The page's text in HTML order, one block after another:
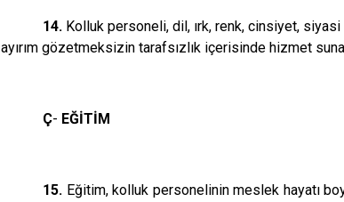
14. Kolluk personeli, dil, ırk, renk, cinsiyet,
ayırım gözetmeksizin tarafsızlık içerisinde hizmet
Ç- EĞİTİM
15. Eğitim, kolluk personelinin meslek hayatı